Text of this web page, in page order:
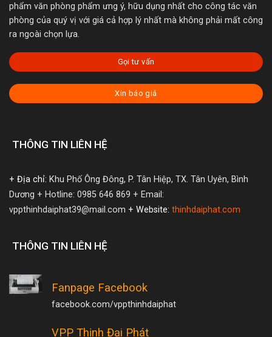
phẩm văn phòng phẩm ưng ý, hữu dụng nhất cho công tác văn
phòng của quý vị với giá cả hợp lý nhất mà không phải mất công
ra ngoài chọn lựa.
Gọi tư vấn
Xin báo giá
THÔNG TIN LIÊN HỆ
+ Địa chỉ: Khu Phố Ông Đông, P. Tân Hiệp, TX. Tân Uyên, Bình
Dương + Hotline: 0985 646 869 + Email:
vppthinhdaiphat39@mail.com + Website: thinhdaiphat.com
THÔNG TIN LIÊN HỆ
Fanpage Facebook
facebook.com/vppthinhdaiphat
VPP Thịnh Đại Phát